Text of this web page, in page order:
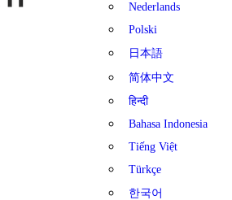
Nederlands
Polski
日本語
简体中文
हिन्दी
Bahasa Indonesia
Tiếng Việt
Türkçe
한국어